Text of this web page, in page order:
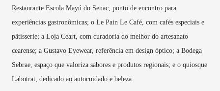
Restaurante Escola Mayú do Senac, ponto de encontro para
experiências gastronômicas; o Le Pain Le Café, com cafés especiais e
pâtisserie; a Loja Ceart, com curadoria do melhor do artesanato
cearense; a Gustavo Eyewear, referência em design óptico; a Bodega
Sebrae, espaço que valoriza sabores e produtos regionais; e o quiosque
Labotrat, dedicado ao autocuidado e beleza.